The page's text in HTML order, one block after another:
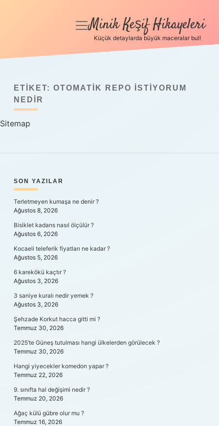
Anasayfa
Yasal Uyarı
Hakkımızda
menüyü
Minik Keşif Hikayeleri
Küçük detaylarda büyük maceralar bul!
ETIKET: OTOMATIK REPO ISTIYORUM
NEDIR
Sitemap
SIDEBAR
SON YAZILAR
Terletmeyen kumaşa ne denir ?
Ağustos 8, 2026
Bisiklet kadans nasıl ölçülür ?
Ağustos 6, 2026
Kocaeli teleferik fiyatları ne kadar ?
Ağustos 5, 2026
6 karekökü kaçtır ?
Ağustos 3, 2026
3 saniye kuralı nedir yemek ?
Ağustos 3, 2026
Şehzade Korkut hacca gitti mi ?
Temmuz 30, 2026
2025’te Güneş tutulması hangi ülkelerden görülecek ?
Temmuz 30, 2026
Hangi yiyecekler komedon yapar ?
Temmuz 22, 2026
9. sınıfta hal değişimi nedir ?
Temmuz 20, 2026
Ağaç külü gübre olur mu ?
Temmuz 16, 2026